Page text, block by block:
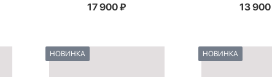
17 900₽ 13 900
НОВИНКА НОВИНКА